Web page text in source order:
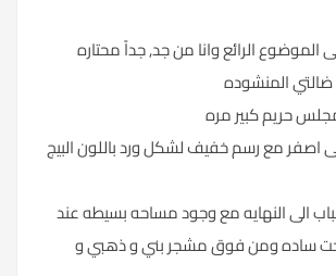
الرائع وانا من جد, جداً محتاره
ضالتي المنشوده
حريم كبير مره
اصفر مع رسم خفيف لشكل ورد باللون البيج
الى النهايه مع وجود مساحه بسيطه عند
ساده ومن فوق مشجر بني و ذهبي و